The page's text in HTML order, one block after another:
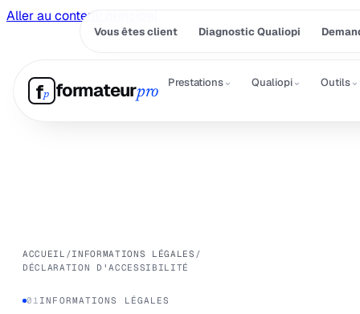
Aller au contenu principal
Vous êtes client Diagnostic Qualiopi
fp formateurpro
Prestations⌄ Qualiopi⌄ Outils⌄
ACCUEIL / INFORMATIONS LÉGALES /
DÉCLARATION D'ACCESSIBILITÉ
01 INFORMATIONS LÉGALES